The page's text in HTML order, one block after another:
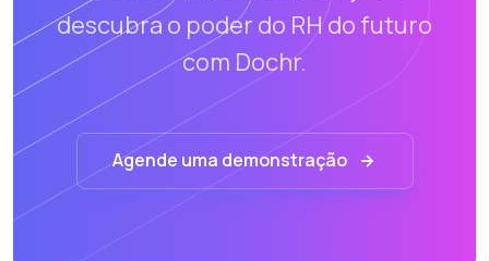
descubra o poder do RH do futuro
com Dochr.
Agende uma demonstração